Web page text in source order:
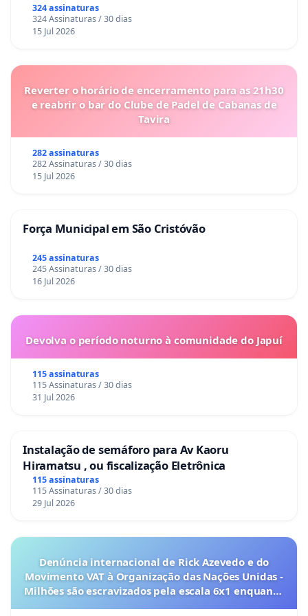
324 assinaturas
324 Assinaturas / 30 dias
15 Jul 2026
Reverter o horário de encerramento para as 21h30
e reabrir o bar do Clube de Padel de Cabanas de
Tavira
282 assinaturas
282 Assinaturas / 30 dias
15 Jul 2026
Força Municipal em São Cristóvão
245 assinaturas
245 Assinaturas / 30 dias
16 Jul 2026
Devolva o período noturno à comunidade do Japuí
115 assinaturas
115 Assinaturas / 30 dias
31 Jul 2026
Instalação de semáforo para Av Kaoru
Hiramatsu , ou fiscalização Eletrônica
115 assinaturas
115 Assinaturas / 30 dias
29 Jul 2026
Denúncia internacional de Rick Azevedo e do
Movimento VAT à Organização das Nações Unidas -
Milhões são escravizados pela escala 6x1 enquanto